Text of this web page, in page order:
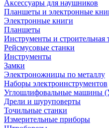
Аксессуары для наушников
Планшеты и электронные
Электронные книги
Планшеты
Инструменты и строительная
Рейсмусовые станки
Инструменты
Замки
Электроножницы по металлу
Наборы электроинструментов
Углошлифовальные
Дрели и шуруповерты
Точильные станки
Измерительные приборы